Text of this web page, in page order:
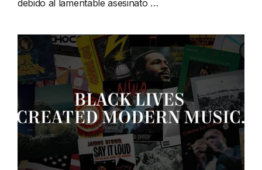
debido al lamentable asesinato …